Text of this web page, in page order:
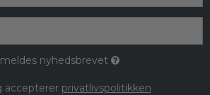
nyhedsbrevet
accepterer privatlivspolitikken